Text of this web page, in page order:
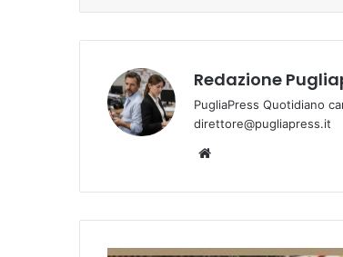
Redazione
PugliaPress Quotidiano
direttore@pugliapress.it